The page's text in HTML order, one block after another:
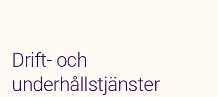
Drift- och
underhållstjänster